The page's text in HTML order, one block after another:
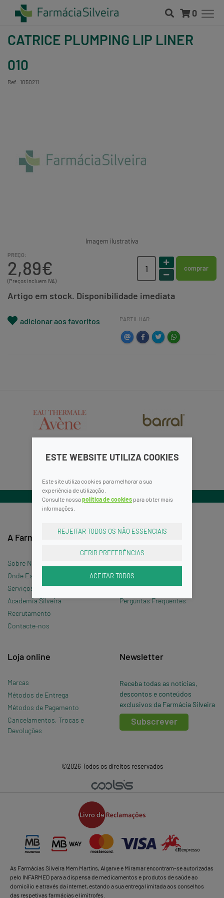
ESTE WEBSITE UTILIZA COOKIES
Este site utiliza cookies para melhorar a sua
experiência de utilização.
Consulte nossapolítica de cookies para obter mais
informações.
REJEITAR TODOS OS NÃO ESSENCIAIS
GERIR PREFERÊNCIAS
ACEITAR TODOS
0
CATRICE PLUMPING LIP LINER
010
Ref.: 1050211
Imagem ilustrativa
PREÇO:
2,89€
(Preços incluem IVA)
comprar
Artigo em stock. Disponibilidade imediata
adicionar aos favoritos PARTILHAR:
A Farmácia
Sobre Nós
Onde Estamos »
Serviços
Academia Silveira
Recrutamento
Contacte-nos
Informações
Política de Privacidade
Política de Cookies
Perguntas Frequentes
Loja online
Marcas
Métodos de Entrega
Métodos de Pagamento
Cancelamentos, Trocas e
Devoluções
Newsletter
Receba todas as notícias,
descontos e conteúdos
exclusivos da Farmácia Silveira
Subscrever
©2026 Todos os direitos reservados
As Farmácias Silveira Mem Martins, Algarve e Miramar encontram-se autorizadas
pelo INFARMED para a dispensa de medicamentos e produtos de saúde ao
domicílio e através da internet, estando a sua entrega limitada aos conselhos
das respetivas farmácias e limítrofes.